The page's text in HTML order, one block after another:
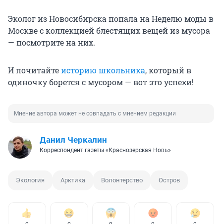
Эколог из Новосибирска попала на Неделю моды в
Москве с коллекцией блестящих вещей из мусора
— посмотрите на них.
И почитайтеисторию школьника, который в
одиночку борется с мусором — вот это успехи!
Мнение автора может не совпадать с мнением редакции
Данил Черкалин
Корреспондент газеты «Краснозерская Новь»
Экология Арктика Волонтерство Остров